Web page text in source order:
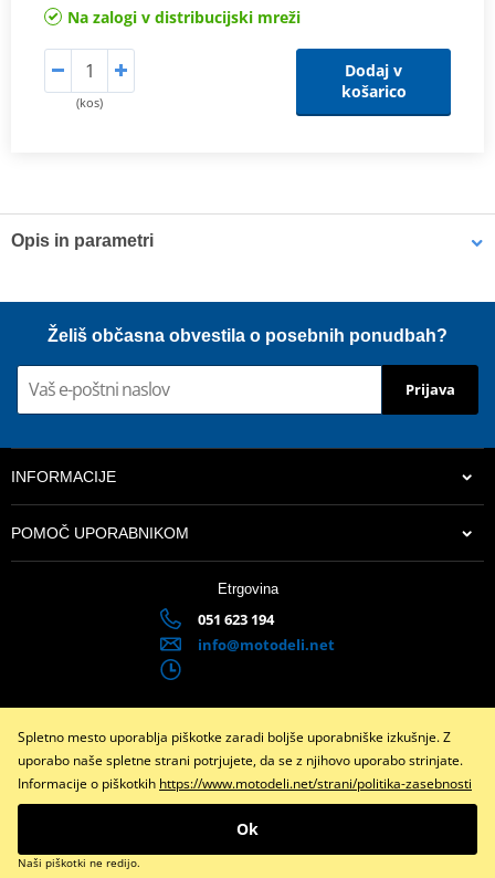
Na zalogi v distribucijski mreži
(kos)
Dodaj v
košarico
Opis in parametri
Skvělá ochrana v blátě a písku
chránič chladiče)
Chrání chladič bez zamezení přístupu vzduchu
Patentovaný nacvakávací systém
Želiš občasna obvestila o posebnih ponudbah?
Prijava
INFORMACIJE
POMOČ UPORABNIKOM
Etrgovina
051 623 194
info@motodeli.net
Instagram
Copyright © 2026 www.motodeli.net
Preklopite na klasično različico
Spletno mesto uporablja piškotke zaradi boljše uporabniške izkušnje. Z
uporabo naše spletne strani potrjujete, da se z njihovo uporabo strinjate.
Informacije o piškotkih https://www.motodeli.net/strani/politika-zasebnosti
Ok
Naši piškotki ne redijo.